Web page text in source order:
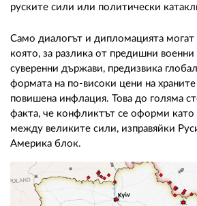
руските сили или политически
Само диалогът и дипломацията могат
която, за разлика от предишни военни
суверенни държави, предизвика
формата на по-високи цени на храните
повишена инфлация. Това до голяма
факта, че конфликтът се оформи като
между великите сили, изправяйки
Америка блок.